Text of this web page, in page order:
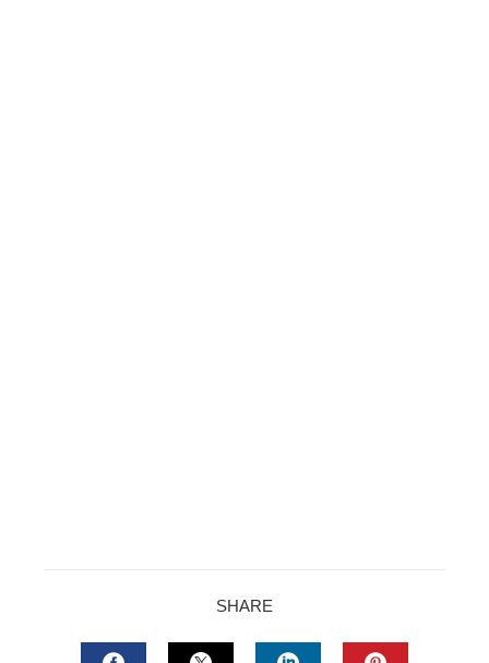
SHARE